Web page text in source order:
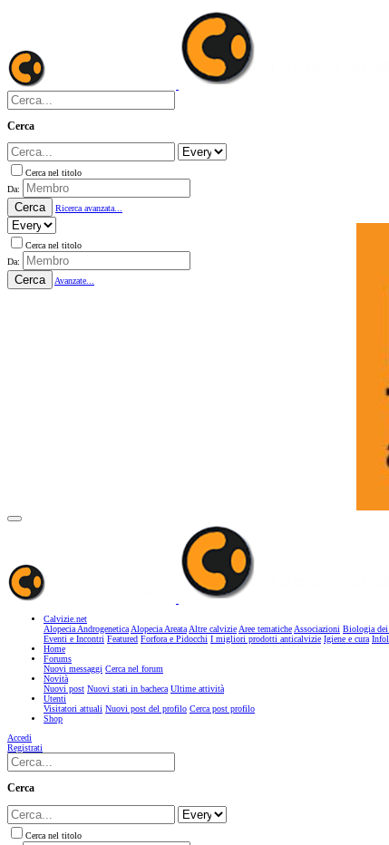
Cerca
Cerca nel titolo
Da:
Cerca Ricerca avanzata...
Cerca nel titolo
Da:
Cerca Avanzate...
Calvizie.net
Alopecia AndrogeneticaAlopecia AreataAltre calvizieAree tematicheAssociazioni Biologia
Eventi e Incontri Featured Forfora e Pidocchi I migliori prodotti anticalvizie Igiene e cura
Home
Forums
Nuovi messaggi Cerca nel forum
Novità
Nuovi post Nuovi stati in bacheca Ultime attività
Utenti
Visitatori attuali Nuovi post del profilo Cerca post profilo
Shop
Accedi
Registrati
Cerca
Cerca nel titolo